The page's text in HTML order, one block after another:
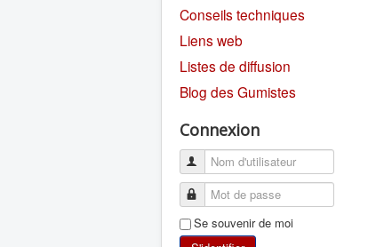
Conseils techniques
Liens web
Listes de diffusion
Blog des Gumistes
Connexion
Se souvenir de moi